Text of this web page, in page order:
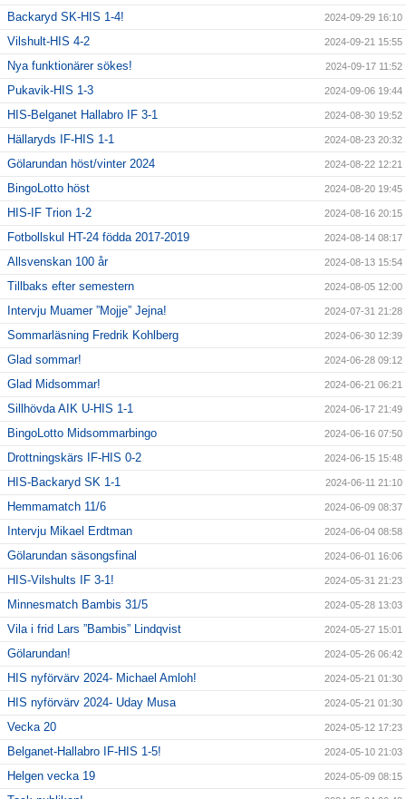
Backaryd SK-HIS 1-4! 2024-09-29 16:10
Vilshult-HIS 4-2 2024-09-21 15:55
Nya funktionärer sökes! 2024-09-17 11:52
Pukavik-HIS 1-3 2024-09-06 19:44
HIS-Belganet Hallabro IF 3-1 2024-08-30 19:52
Hällaryds IF-HIS 1-1 2024-08-23 20:32
Gölarundan höst/vinter 2024 2024-08-22 12:21
BingoLotto höst 2024-08-20 19:45
HIS-IF Trion 1-2 2024-08-16 20:15
Fotbollskul HT-24 födda 2017-2019 2024-08-14 08:17
Allsvenskan 100 år 2024-08-13 15:54
Tillbaks efter semestern 2024-08-05 12:00
Intervju Muamer ”Mojje” Jejna! 2024-07-31 21:28
Sommarläsning Fredrik Kohlberg 2024-06-30 12:39
Glad sommar! 2024-06-28 09:12
Glad Midsommar! 2024-06-21 06:21
Sillhövda AIK U-HIS 1-1 2024-06-17 21:49
BingoLotto Midsommarbingo 2024-06-16 07:50
Drottningskärs IF-HIS 0-2 2024-06-15 15:48
HIS-Backaryd SK 1-1 2024-06-11 21:10
Hemmamatch 11/6 2024-06-09 08:37
Intervju Mikael Erdtman 2024-06-04 08:58
Gölarundan säsongsfinal 2024-06-01 16:06
HIS-Vilshults IF 3-1! 2024-05-31 21:23
Minnesmatch Bambis 31/5 2024-05-28 13:03
Vila i frid Lars ”Bambis” Lindqvist 2024-05-27 15:01
Gölarundan! 2024-05-26 06:42
HIS nyförvärv 2024- Michael Amloh! 2024-05-21 01:30
HIS nyförvärv 2024- Uday Musa 2024-05-21 01:30
Vecka 20 2024-05-12 17:23
Belganet-Hallabro IF-HIS 1-5! 2024-05-10 21:03
Helgen vecka 19 2024-05-09 08:15